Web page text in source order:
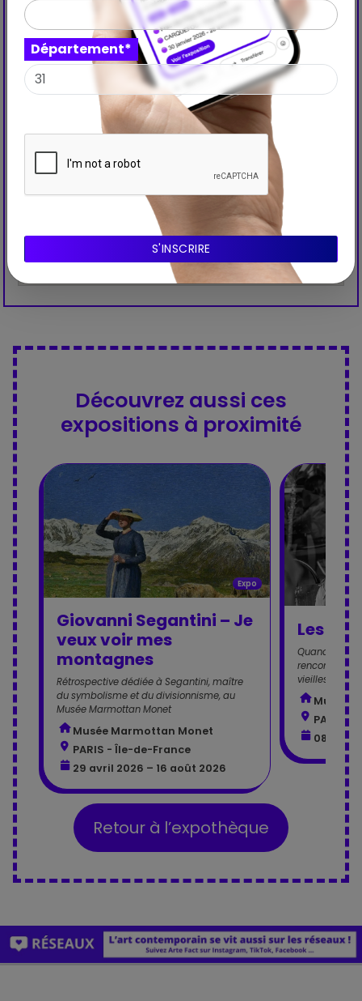
Découvrez aussi ces
expositions à proximité
Expo
Giovanni Segantini – Je
veux voir mes
montagnes
Rétrospective dédiée à Segantini, maître
du symbolisme et du divisionnisme, au
Musée Marmottan Monet
Musée Marmottan Monet
PARIS - Île-de-France
29 avril 2026 – 16 août 2026
Les
Quand la
rencontre la
vieillesse
Musée
PARIS -
08 avril
Retour à l’expothèque
Département*